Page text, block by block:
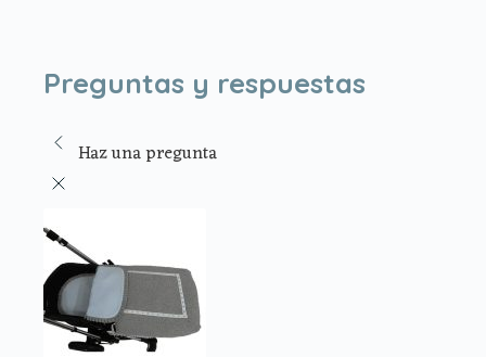
Preguntas y respuestas
Haz una pregunta